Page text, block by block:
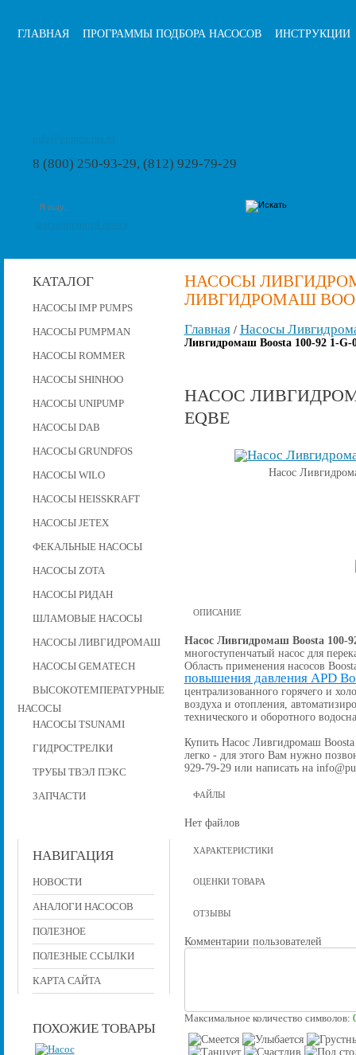
ГЛАВНАЯ ПРОГРАММЫ ПОДБОРА НАСОСОВ ИНСТРУКЦИИ
8 (800) 250-93-29, (812) 929-79-29
КАТАЛОГ
НАСОСЫ IMP PUMPS
НАСОСЫ PUMPMAN
НАСОСЫ ROMMER
НАСОСЫ SHINHOO
НАСОСЫ UNIPUMP
НАСОСЫ DAB
НАСОСЫ GRUNDFOS
НАСОСЫ WILO
НАСОСЫ HEISSKRAFT
НАСОСЫ JETEX
ФЕКАЛЬНЫЕ НАСОСЫ
НАСОСЫ ZOTA
НАСОСЫ РИДАН
ШЛАМОВЫЕ НАСОСЫ
НАСОСЫ ЛИВГИДРОМАШ
НАСОСЫ GEMATECH
ВЫСОКОТЕМПЕРАТУРНЫЕ
НАСОСЫ
НАСОСЫ TSUNAMI
ГИДРОСТРЕЛКИ
ТРУБЫ ТВЭЛ ПЭКС
ЗАПЧАСТИ
НАВИГАЦИЯ
НОВОСТИ
АНАЛОГИ НАСОСОВ
ПОЛЕЗНОЕ
ПОЛЕЗНЫЕ ССЫЛКИ
КАРТА САЙТА
ПОХОЖИЕ ТОВАРЫ
НАСОСЫ
ЛИВГИДРОМАШ
Главная/ Насосы
Ливгидромаш Boosta 100-92 1-G-
НАСОС
EQBE
Насос
ОПИСАНИЕ
Насос Ливгидромаш Boosta 100-
многоступенчатый насос для
Область применения насосов
повышения давления APD
централизованного горячего и
воздуха и отопления,
технического и оборотного
Купить Насос Ливгидромаш
легко - для этого Вам нужно
929-79-29 или написать на
ФАЙЛЫ
Нет файлов
ХАРАКТЕРИСТИКИ
ОЦЕНКИ ТОВАРА
ОТЗЫВЫ
Комментарии пользователей
Максимальное количество символов: